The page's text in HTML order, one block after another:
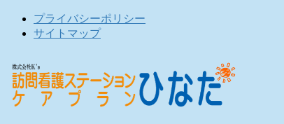
プライバシーポリシー
サイトマップ